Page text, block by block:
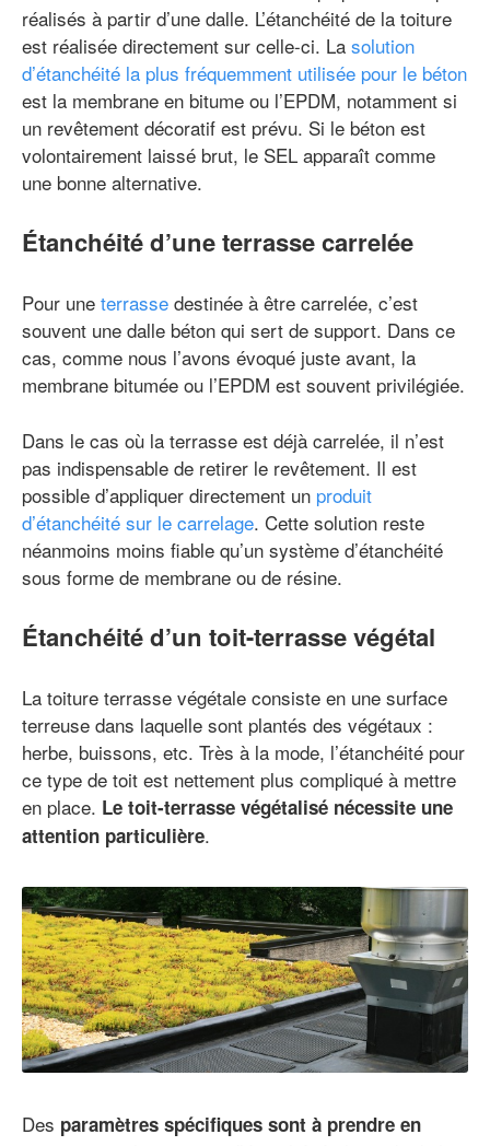
réalisés à partir d’une dalle. L’étanchéité de la toiture
est réalisée directement sur celle-ci. La solution
d’étanchéité la plus fréquemment utilisée pour le béton
est la membrane en bitume ou l’EPDM, notamment si
un revêtement décoratif est prévu. Si le béton est
volontairement laissé brut, le SEL apparaît comme
une bonne alternative.
Étanchéité d’une terrasse carrelée
Pour une terrasse destinée à être carrelée, c’est
souvent une dalle béton qui sert de support. Dans ce
cas, comme nous l’avons évoqué juste avant, la
membrane bitumée ou l’EPDM est souvent privilégiée.
Dans le cas où la terrasse est déjà carrelée, il n’est
pas indispensable de retirer le revêtement. Il est
possible d’appliquer directement un produit
d’étanchéité sur le carrelage. Cette solution reste
néanmoins moins fiable qu’un système d’étanchéité
sous forme de membrane ou de résine.
Étanchéité d’un toit-terrasse végétal
La toiture terrasse végétale consiste en une surface
terreuse dans laquelle sont plantés des végétaux :
herbe, buissons, etc. Très à la mode, l’étanchéité pour
ce type de toit est nettement plus compliqué à mettre
en place. Le toit-terrasse végétalisé nécessite une
attention particulière.
Des paramètres spécifiques sont à prendre en